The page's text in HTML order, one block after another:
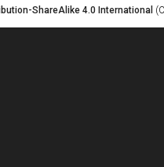
ShareAlike 4.0 International